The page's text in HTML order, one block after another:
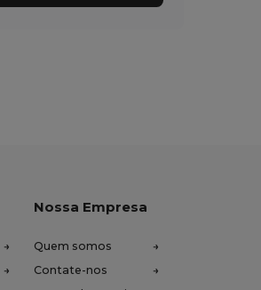
Nossa Empresa
Quem somos
Contate-nos